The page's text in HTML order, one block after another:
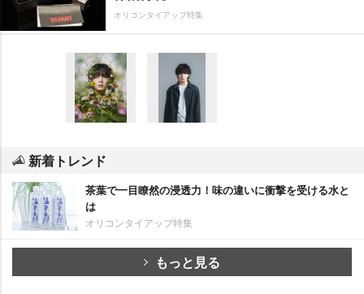
オリコンタイアップ特集
新着トレンド
茶葉で一目瞭然の浸透力！味の違いに衝撃を受ける水と
は
オリコンタイアップ特集
もっと見る